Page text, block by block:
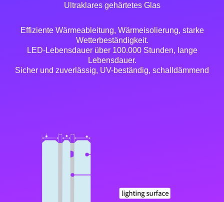
Ultraklares gehärtetes Glas
Effiziente Wärmeableitung, Wärmeisolierung, starke
Wetterbeständigkeit.
LED-Lebensdauer über 100.000 Stunden, lange
Lebensdauer.
Sicher und zuverlässig, UV-beständig, schalldämmend